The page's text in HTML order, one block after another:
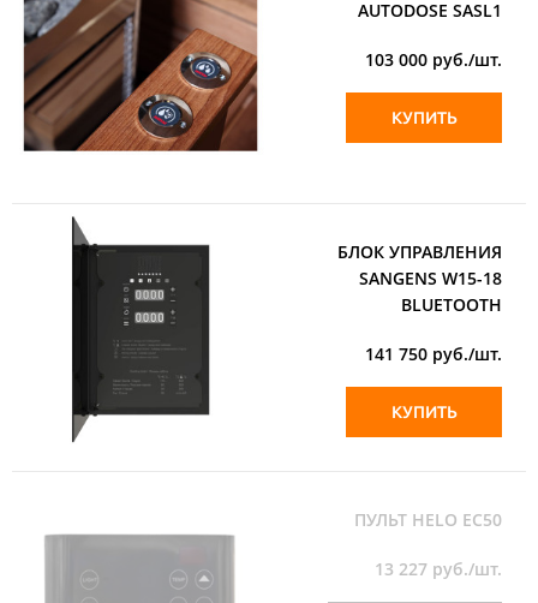
AUTODOSE SASL1
103 000 руб./шт.
КУПИТЬ
БЛОК УПРАВЛЕНИЯ
SANGENS W15-18
BLUETOOTH
141 750 руб./шт.
КУПИТЬ
ПУЛЬТ HELO EC50
13 227 руб./шт.